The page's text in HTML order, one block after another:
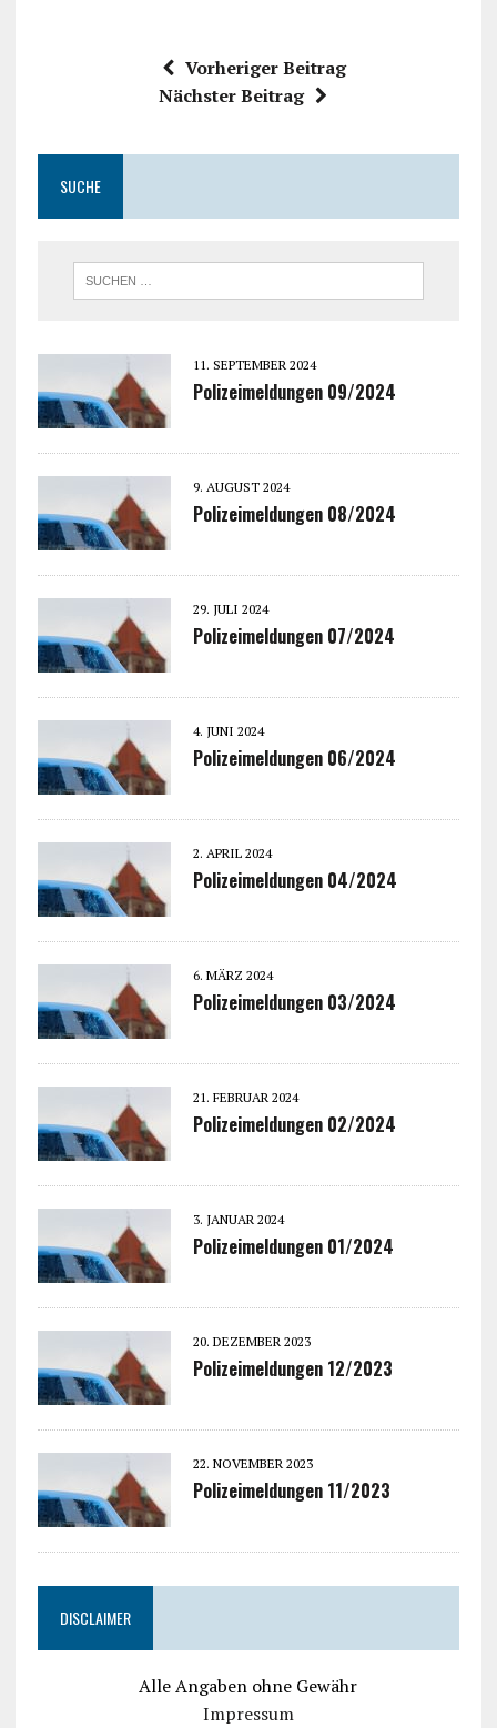
Vorheriger Beitrag
Nächster Beitrag
SUCHE
11. SEPTEMBER 2024
Polizeimeldungen 09/2024
9. AUGUST 2024
Polizeimeldungen 08/2024
29. JULI 2024
Polizeimeldungen 07/2024
4. JUNI 2024
Polizeimeldungen 06/2024
2. APRIL 2024
Polizeimeldungen 04/2024
6. MÄRZ 2024
Polizeimeldungen 03/2024
21. FEBRUAR 2024
Polizeimeldungen 02/2024
3. JANUAR 2024
Polizeimeldungen 01/2024
20. DEZEMBER 2023
Polizeimeldungen 12/2023
22. NOVEMBER 2023
Polizeimeldungen 11/2023
DISCLAIMER
Alle Angaben ohne Gewähr
Impressum